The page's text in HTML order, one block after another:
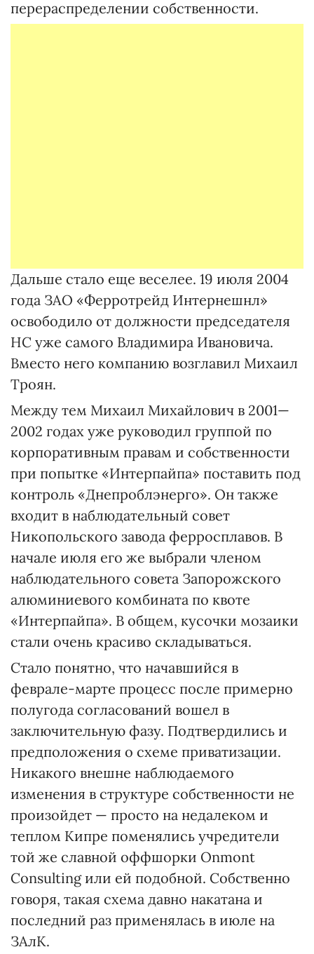
перераспределении собственности.
Дальше стало еще веселее. 19 июля 2004
года ЗАО «Ферротрейд Интернешнл»
освободило от должности председателя
НС уже самого Владимира Ивановича.
Вместо него компанию возглавил Михаил
Троян.
Между тем Михаил Михайлович в 2001—
2002 годах уже руководил группой по
корпоративным правам и собственности
при попытке «Интерпайпа» поставить под
контроль «Днепроблэнерго». Он также
входит в наблюдательный совет
Никопольского завода ферросплавов. В
начале июля его же выбрали членом
наблюдательного совета Запорожского
алюминиевого комбината по квоте
«Интерпайпа». В общем, кусочки мозаики
стали очень красиво складываться.
Стало понятно, что начавшийся в
феврале-марте процесс после примерно
полугода согласований вошел в
заключительную фазу. Подтвердились и
предположения о схеме приватизации.
Никакого внешне наблюдаемого
изменения в структуре собственности не
произойдет — просто на недалеком и
теплом Кипре поменялись учредители
той же славной оффшорки Onmont
Consulting или ей подобной. Собственно
говоря, такая схема давно накатана и
последний раз применялась в июле на
ЗАлК.